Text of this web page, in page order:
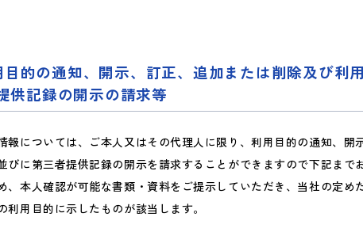
的の通知、開示、訂正、追加または削除及び利
供記録の開示の請求等
報については、ご本人又はその代理人に限り、利用目的の通知、
びに第三者提供記録の開示を請求することができますので下記ま
、本人確認が可能な書類・資料をご提示していただき、当社の定
用目的に示したものが該当します。